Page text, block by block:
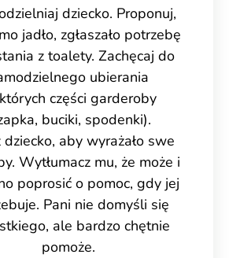
dziecko. Proponuj,
jadło, zgłaszało potrzebę
z toalety. Zachęcaj do
ubierania
części garderoby
buciki, spodenki).
dziecko, aby wyrażało swe
Wytłumacz mu, że może i
poprosić o pomoc, gdy jej
Pani nie domyśli się
ale bardzo chętnie
pomoże.